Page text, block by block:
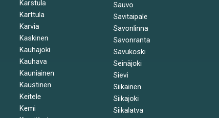
Karstula
Karttula
Karvia
Kaskinen
Kauhajoki
Kauhava
Kauniainen
Kaustinen
Keitele
Kemi
Sauvo
Savitaipale
Savonlinna
Savonranta
Savukoski
Seinäjoki
Sievi
Siikainen
Siikajoki
Siikalatva